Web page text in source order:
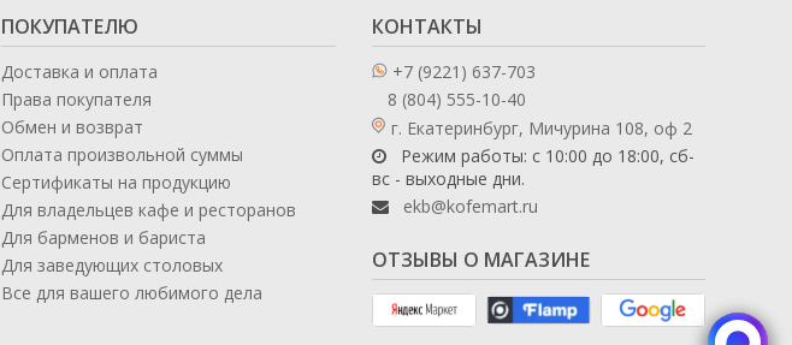
ПОКУПАТЕЛЮ
Доставка и оплата
Права покупателя
Обмен и возврат
Оплата произвольной суммы
Сертификаты на продукцию
Для владельцев кафе и ресторанов
Для барменов и бариста
Для заведующих столовых
Все для вашего любимого дела
КОНТАКТЫ
+7 (9221) 637-703
8 (804) 555-10-40
г. Екатеринбург, Мичурина 108, оф 2
Режим работы: с 10:00 до 18:00, сб-
вс - выходные дни.
ekb@kofemart.ru
ОТЗЫВЫ О МАГАЗИНЕ